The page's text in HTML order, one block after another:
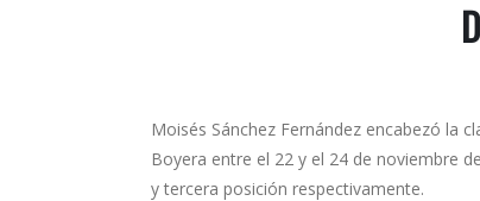
Moisés Sánchez Fernández encabezó la
Boyera entre el 22 y el 24 de noviembre
y tercera posición respectivamente.